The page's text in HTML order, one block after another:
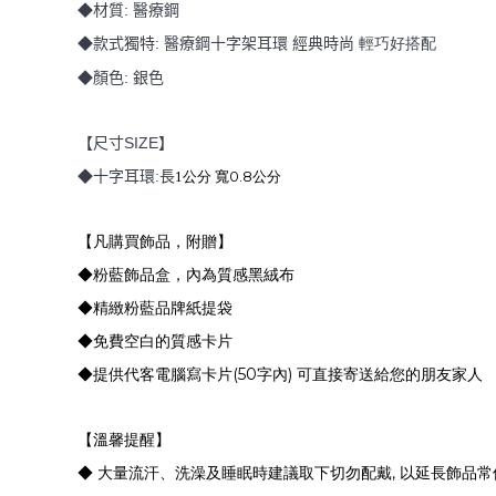
◆材質: 醫療鋼
◆款式獨特: 醫療鋼十字架耳環 經典時尚 輕巧好搭配
◆顏色: 銀色
【尺寸SIZE】
◆十字耳環:長1公分 寬0.8公分
【凡購買飾品，附贈】
◆粉藍飾品盒，內為質感黑絨布
◆精緻粉藍品牌紙提袋
◆免費空白的質感卡片
◆提供代客電腦寫卡片(50字內) 可直接寄送給您的朋友家人
【溫馨提醒】
◆ 大量流汗、洗澡及睡眠時建議取下切勿配戴, 以延長飾品